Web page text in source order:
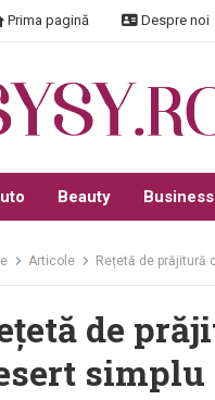
Prima pagină Despre noi
Beauty Business
Articole Rețetă de prăjitură
de
simplu